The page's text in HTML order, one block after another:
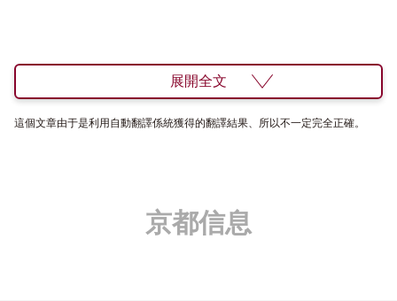
展開全文
這個文章由于是利用自動翻譯係統獲得的翻譯結果、所以不一定完全正確。
京都信息